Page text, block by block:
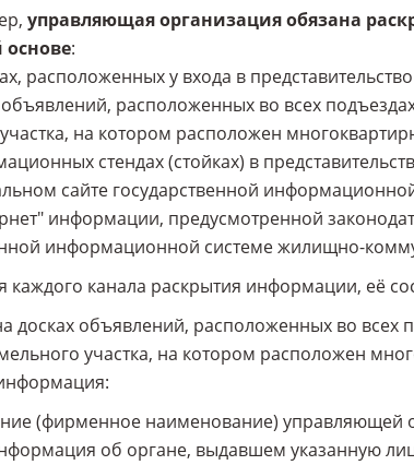
управляющая организация обязана
основе:
расположенных у входа в
объявлений, расположенных во всех
на котором расположен
стендах (стойках) в
сайте государственной
информации, предусмотренной
информационной системе жилищно-
каждого канала раскрытия информации, её
досках объявлений, расположенных во всех
участка, на котором расположен
(фирменное наименование) управляющей
об органе, выдавшем указанную